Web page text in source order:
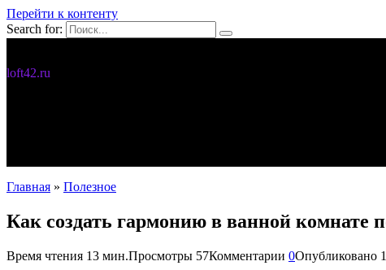
Перейти к контенту
Search for:
loft42.ru
Главная » Полезное
Как создать гармонию в ванной комнате
Время чтения 13 мин.Просмотры 57Комментарии 0Опубликовано